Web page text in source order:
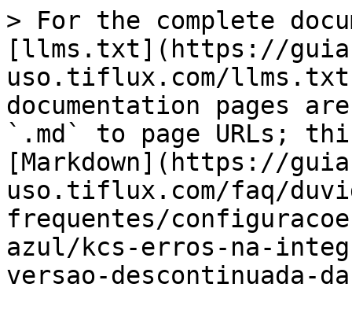
> For the complete
[llms.txt](https://
uso.tiflux.com/
documentation pages
`.md` to page URLs;
[Markdown](https://
uso.tiflux.com/faq/
frequentes/
azul/kcs-erros-na-
versao-descontinuada-